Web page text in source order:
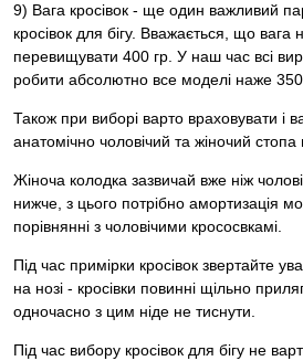
9) Вага кросівок - ще один важливий
кросівок для бігу. Вважається, що вага
перевищувати 400 гр. У наш час всі
робити абсолютно все моделі наже 350
Також при виборі варто враховувати і
анатомічно чоловічий та жіночий стопа
Жіноча колодка зазвичай вже ніж
нижче, з цього потрібно амортизація
порівнянні з чоловічими крососвкамі.
Під час примірки кросівок звертайте
на нозі - кросівки повинні щільно
одночасно з цим ніде не тиснути.
Під час вибору кросівок для бігу не